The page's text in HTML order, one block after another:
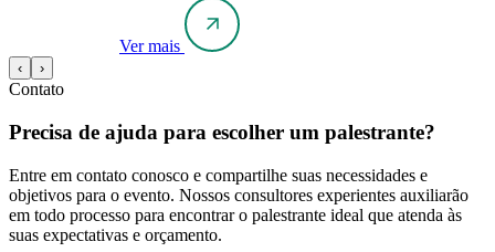
Ver mais
‹ ›
Contato
Precisa de ajuda para escolher um palestrante?
Entre em contato conosco e compartilhe suas necessidades e
objetivos para o evento. Nossos consultores experientes auxiliarão
em todo processo para encontrar o palestrante ideal que atenda às
suas expectativas e orçamento.